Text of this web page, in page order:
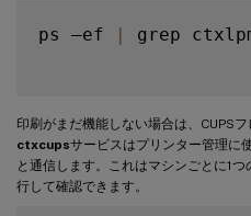
ps –ef | grep
印刷がまだ機能しない場合は、CUPS
ctxcupsサービスはプリンター管理に
と通信します。これはマシンごとに1
行して確認できます。